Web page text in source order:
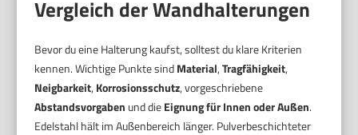
Vergleich der Wandhalterungen
Bevor du eine Halterung kaufst, solltest du klare Kriterien
kennen. Wichtige Punkte sindMaterial,Tragfähigkeit,
Neigbarkeit, Korrosionsschutz, vorgeschriebene
Abstandsvorgaben und dieEignung für Innen oder Außen.
Edelstahl hält im Außenbereich länger. Pulverbeschichteter